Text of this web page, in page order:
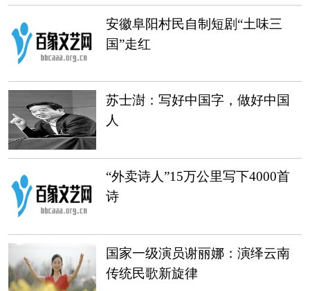
安徽阜阳村民自制短剧“土味三
国”走红
苏士澍：写好中国字，做好中国
人
“外卖诗人”15万公里写下4000首
诗
国家一级演员谢丽娜：演绎云南
传统民歌新旋律